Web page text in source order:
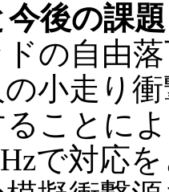
後の課題
の自由
小走り
ことに
で対応